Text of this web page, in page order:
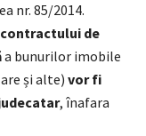
nr. 85/2014.
de
a bunurilor imobile
și alte) vor fi
, înafara